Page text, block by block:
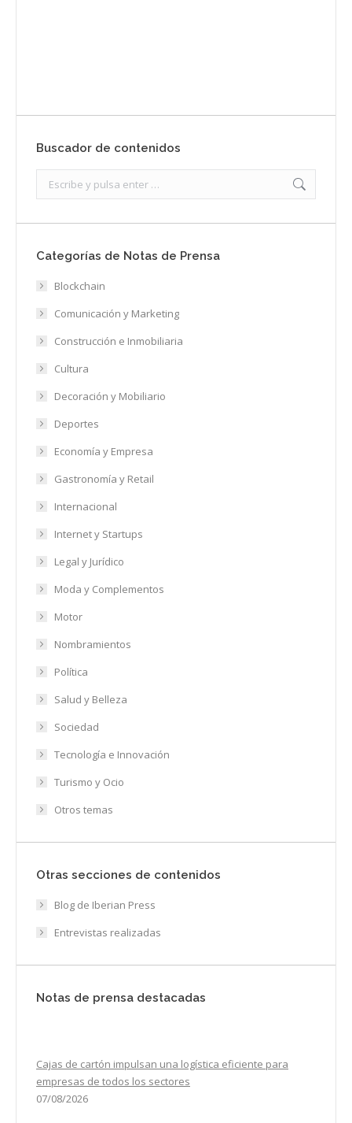
Buscador de contenidos
Categorías de Notas de Prensa
Blockchain
Comunicación y Marketing
Construcción e Inmobiliaria
Cultura
Decoración y Mobiliario
Deportes
Economía y Empresa
Gastronomía y Retail
Internacional
Internet y Startups
Legal y Jurídico
Moda y Complementos
Motor
Nombramientos
Política
Salud y Belleza
Sociedad
Tecnología e Innovación
Turismo y Ocio
Otros temas
Otras secciones de contenidos
Blog de Iberian Press
Entrevistas realizadas
Notas de prensa destacadas
Cajas de cartón impulsan una logística eficiente para
empresas de todos los sectores
07/08/2026